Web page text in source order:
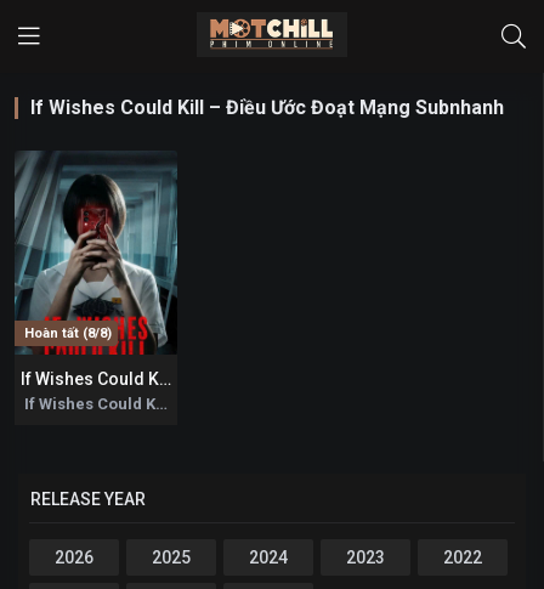
If Wishes Could Kill – Điều Ước Đoạt Mạng Subnhanh
Hoàn tất (8/8)
0
If Wishes Could Kill – Điều Ước Đoạt Mạng
If Wishes Could Kill 2026
RELEASE YEAR
2026 2025 2024 2023 2022